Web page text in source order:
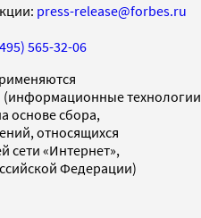
press-release@forbes.ru
565-32-06
(информационные технологии
основе сбора,
относящихся
сети «Интернет»,
Федерации)